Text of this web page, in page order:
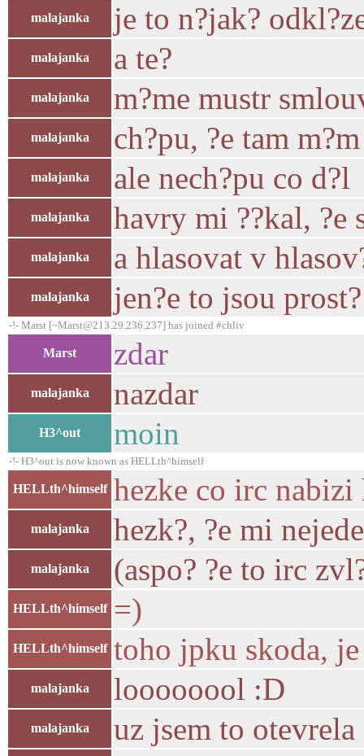
malajanka je to n?jak?
malajanka a te?
malajanka m?me mustr
malajanka ch?pu, ?e tam
malajanka ale nech?pu co d?l
malajanka havry mi ??kal, ?e
malajanka a hlasovat v
malajanka jen?e to jsou
-!- Marst [~Marst@213.29.236.237] has joined #chliv
Marst zdar
malajanka nazdar
H3^out moin
-!- H3^out is now known as HELLth^himself
HELLth^himself hezke co irc
malajanka hezk?, ?e mi
malajanka (aspo? ?e to irc
HELLth^himself =)
HELLth^himself toho jpku skoda,
malajanka loooooool :D
malajanka
uz jsem to otevrela